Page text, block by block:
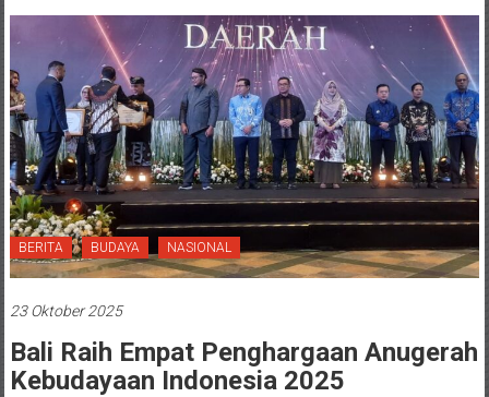
BERITA BUDAYA NASIONAL
23 Oktober 2025
Bali Raih Empat Penghargaan Anugerah
Kebudayaan Indonesia 2025